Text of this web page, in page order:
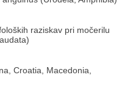
raziskav pri močerilu
Croatia, Macedonia,